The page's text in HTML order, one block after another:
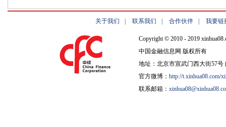
关于我们 联系我们 合作伙伴 我要链
Copyright © 2010 - 2019
中国金融信息网 版权所有
地址：北京市宣武门西大街57号
官方微博： http://t.xinhua08.com/
联系邮箱：